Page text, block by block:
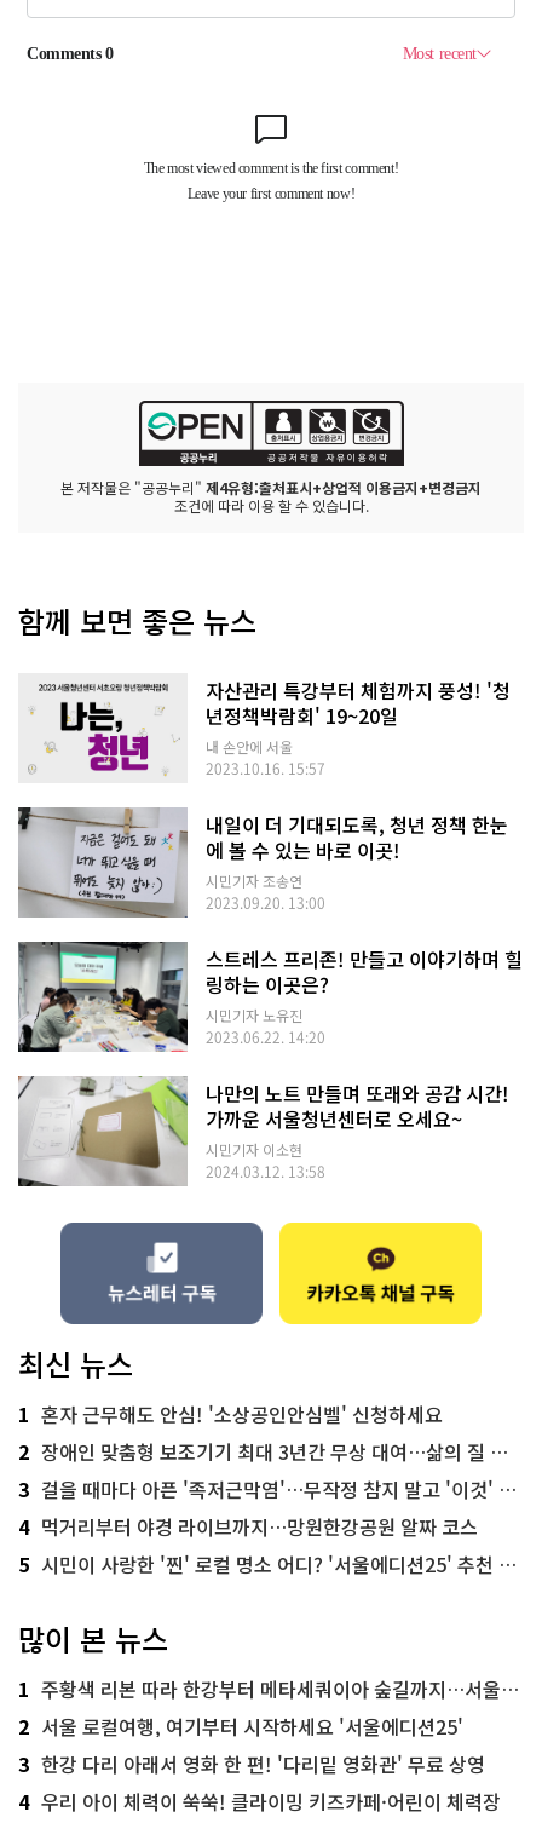
본 저작물은 "공공누리" 제4유형:출처표시+상업적 이용금지+변경금지
조건에 따라 이용 할 수 있습니다.
함께 보면 좋은 뉴스
자산관리 특강부터 체험까지 풍성! '청
년정책박람회' 19~20일
내 손안에 서울
2023.10.16. 15:57
내일이 더 기대되도록, 청년 정책 한눈
에 볼 수 있는 바로 이곳!
시민기자 조송연
2023.09.20. 13:00
스트레스 프리존! 만들고 이야기하며 힐
링하는 이곳은?
시민기자 노유진
2023.06.22. 14:20
나만의 노트 만들며 또래와 공감 시간!
가까운 서울청년센터로 오세요~
시민기자 이소현
2024.03.12. 13:58
최신 뉴스
1 혼자 근무해도 안심! '소상공인안심벨' 신청하세요
2 장애인 맞춤형 보조기기 최대 3년간 무상 대여…삶의 질 높인다
3 걸을 때마다 아픈 '족저근막염'…무작정 참지 말고 '이것' 해보세요!
4 먹거리부터 야경 라이브까지…망원한강공원 알짜 코스
5 시민이 사랑한 '찐' 로컬 명소 어디? '서울에디션25' 추천 코스
많이 본 뉴스
1 주황색 리본 따라 한강부터 메타세쿼이아 숲길까지…서울둘레길 15코스
2 서울 로컬여행, 여기부터 시작하세요 '서울에디션25'
3 한강 다리 아래서 영화 한 편! '다리밑 영화관' 무료 상영
4 우리 아이 체력이 쑥쑥! 클라이밍 키즈카페·어린이 체력장